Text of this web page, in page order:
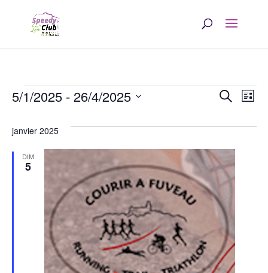
Évènements
et
de
vues
Recherche
Liste
5/1/2025 - 26/4/2025
une
janvier 2025
DIM
5